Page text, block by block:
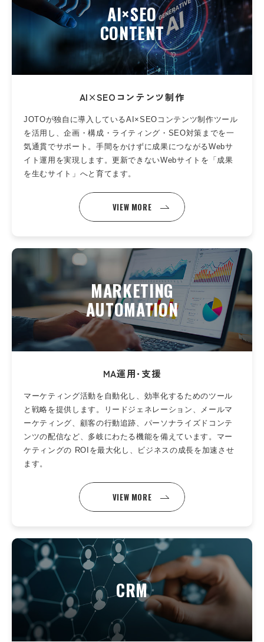
AI×SEO
CONTENT
AI×SEOコンテンツ制作
JOTOが独自に導入しているAI×SEOコンテンツ制作ツール
を活用し、企画・構成・ライティング・SEO対策までを一
気通貫でサポート。手間をかけずに成果につながるWebサ
イト運用を実現します。更新できないWebサイトを「成果
を生むサイト」へと育てます。
VIEW MORE
MARKETING
AUTOMATION
MA運用･支援
マーケティング活動を自動化し、効率化するためのツール
と戦略を提供します。リードジェネレーション、メールマ
ーケティング、顧客の行動追跡、パーソナライズドコンテ
ンツの配信など、多岐にわたる機能を備えています。マー
ケティングの ROIを最大化し、ビジネスの成長を加速させ
ます。
VIEW MORE
CRM